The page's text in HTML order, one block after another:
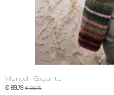
Mantel - Gigante
€ 89,78 € 99,75